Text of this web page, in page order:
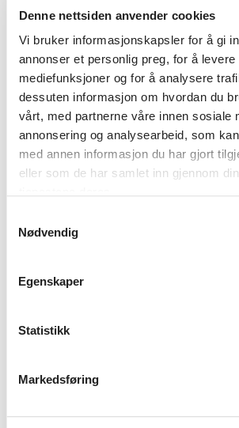
Denne nettsiden anvender cookies
Vi bruker informasjonskapsler for å gi
annonser et personlig preg, for å levere
mediefunksjoner og for å analysere
dessuten informasjon om hvordan du
vårt, med partnerne våre innen sosiale
annonsering og analysearbeid, som
med annen informasjon du har gjort
eller som de har samlet inn gjennom
Nødvendig
Egenskaper
Statistikk
Markedsføring
2.
desember
Huskonsert
02.12.2026 kl. 19:00
Huskonsert med
Denne konserten
desember